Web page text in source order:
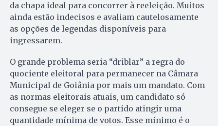
da chapa ideal para concorrer à reeleição. Muitos
ainda estão indecisos e avaliam cautelosamente
as opções de legendas disponíveis para
ingressarem.
O grande problema seria “driblar” a regra do
quociente eleitoral para permanecer na Câmara
Municipal de Goiânia por mais um mandato. Com
as normas eleitorais atuais, um candidato só
consegue se eleger se o partido atingir uma
quantidade mínima de votos. Esse mínimo é o